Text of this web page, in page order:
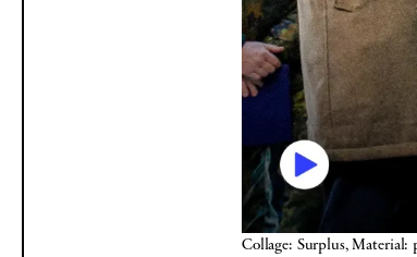
Collage: Surplus,